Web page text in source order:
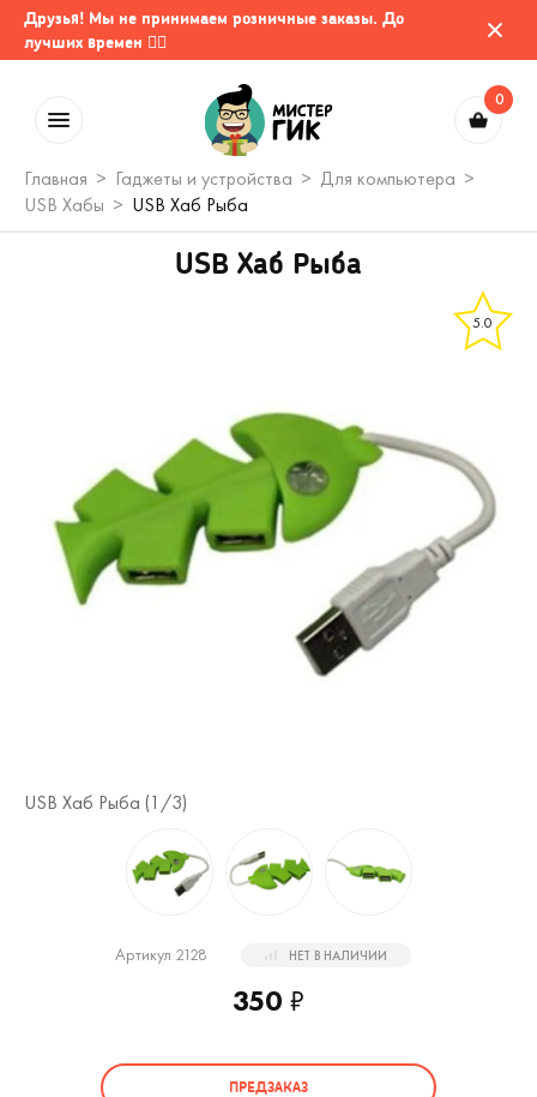
Друзья! Мы не принимаем розничные заказы. До
лучших времен 🤷‍♂️
0
Главная Гаджеты и устройства
Для компьютера
USB Хабы
USB Хаб Рыба
USB Хаб Рыба
5.0
USB Хаб Рыба (1 /3)
Артикул 2128 НЕТ В НАЛИЧИИ
350₽
ПРЕДЗАКАЗ